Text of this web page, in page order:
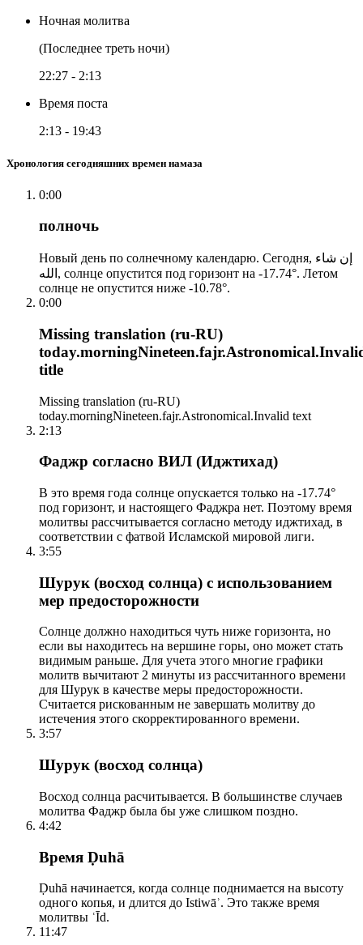
Ночная молитва
(Последнее треть ночи)
22:27 - 2:13
Время поста
2:13 - 19:43
Хронология сегодняшних времен намаза
0:00
полночь
Новый день по солнечному календарю. Сегодня, إن شاء
الله, солнце опустится под горизонт на -17.74°. Летом
солнце не опустится ниже -10.78°.
0:00
Missing translation (ru-RU)
title
Missing translation (ru-RU)
today.morningNineteen.fajr.Astronomical.Invalid text
2:13
Фаджр согласно ВИЛ (Иджтихад)
В это время года солнце опускается только на -17.74°
под горизонт, и настоящего Фаджра нет. Поэтому время
молитвы рассчитывается согласно методу иджтихад, в
соответствии с фатвой Исламской мировой лиги.
3:55
Шурук (восход солнца) с использованием
мер предосторожности
Солнце должно находиться чуть ниже горизонта, но
если вы находитесь на вершине горы, оно может стать
видимым раньше. Для учета этого многие графики
молитв вычитают 2 минуты из рассчитанного времени
для Шурук в качестве меры предосторожности.
Считается рискованным не завершать молитву до
истечения этого скорректированного времени.
3:57
Шурук (восход солнца)
Восход солнца расчитывается. В большинстве случаев
молитва Фаджр была бы уже слишком поздно.
4:42
Время Ḍuhā
Ḍuhā начинается, когда солнце поднимается на высоту
одного копья, и длится до Istiwāʾ. Это также время
молитвы ʿĪd.
11:47